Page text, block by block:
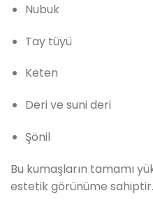
Nubuk
Tay tüyü
Keten
Deri ve suni deri
Şönil
Bu kumaşların tamamı
estetik görünüme sahiptir.